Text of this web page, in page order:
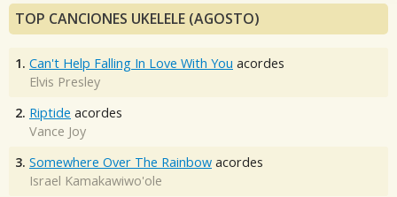
TOP CANCIONES UKELELE (AGOSTO)
1. Can't Help Falling In Love With You acordes
Elvis Presley
2. Riptide acordes
Vance Joy
3. Somewhere Over The Rainbow acordes
Israel Kamakawiwo'ole